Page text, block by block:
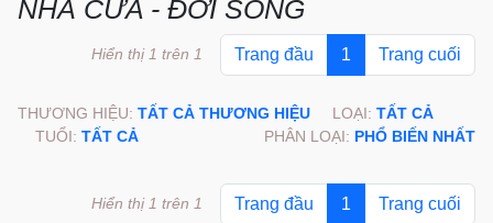
NHÀ CỬA - ĐỜI SỐNG
Trang đầu 1 Trang cuối
Hiển thị 1 trên 1
THƯƠNG HIỆU: TẤT CẢ THƯƠNG HIỆU LOẠI: TẤT CẢ
TUỔI: TẤT CẢ PHÂN LOẠI: PHỔ BIẾN NHẤT
Trang đầu 1 Trang cuối
Hiển thị 1 trên 1